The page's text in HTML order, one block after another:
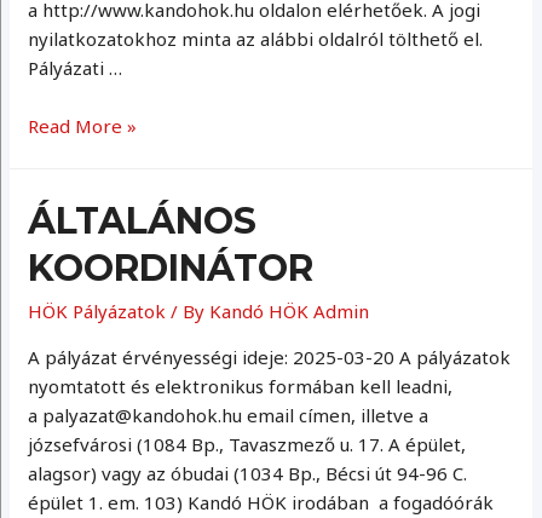
a http://www.kandohok.hu oldalon elérhetőek. A jogi
nyilatkozatokhoz minta az alábbi oldalról tölthető el.
Pályázati …
Pályázatok
Read More »
ÁLTALÁNOS
KOORDINÁTOR
HÖK Pályázatok / By Kandó HÖK Admin
A pályázat érvényességi ideje: 2025-03-20 A pályázatok
nyomtatott és elektronikus formában kell leadni,
a palyazat@kandohok.hu email címen, illetve a
józsefvárosi (1084 Bp., Tavaszmező u. 17. A épület,
alagsor) vagy az óbudai (1034 Bp., Bécsi út 94-96 C.
épület 1. em. 103) Kandó HÖK irodában a fogadóórák